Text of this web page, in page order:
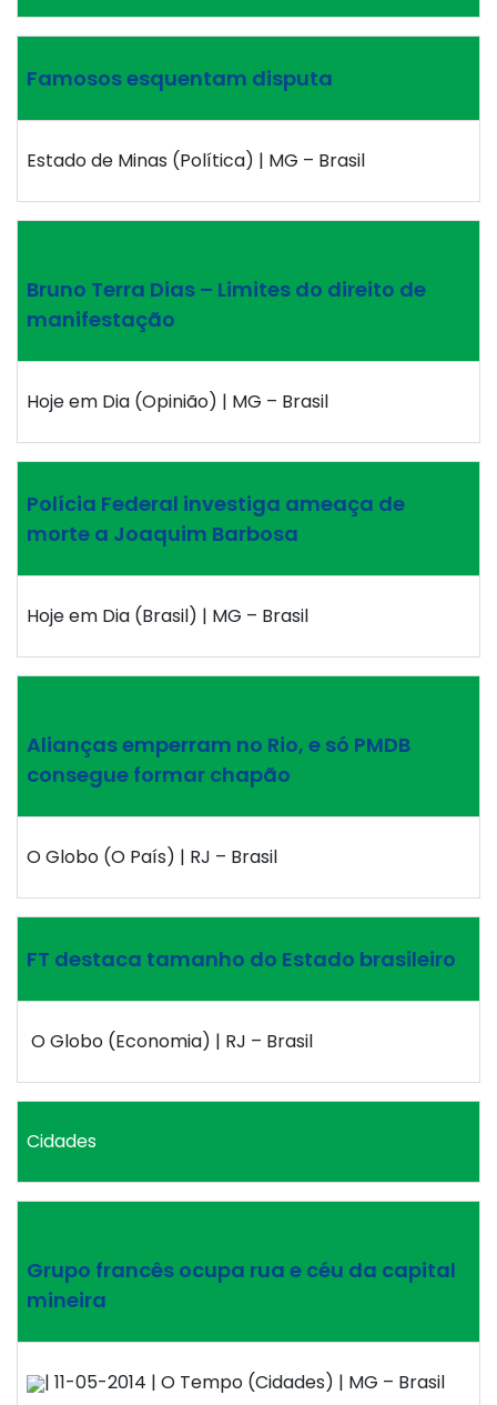
Famosos esquentam disputa
Estado de Minas (Política) | MG – Brasil
Bruno Terra Dias – Limites do direito de
manifestação
Hoje em Dia (Opinião) | MG – Brasil
Polícia Federal investiga ameaça de
morte a Joaquim Barbosa
Hoje em Dia (Brasil) | MG – Brasil
Alianças emperram no Rio, e só PMDB
consegue formar chapão
O Globo (O País) | RJ – Brasil
FT destaca tamanho do Estado brasileiro
O Globo (Economia) | RJ – Brasil
Cidades
Grupo francês ocupa rua e céu da capital
mineira
| 11-05-2014 | O Tempo (Cidades) | MG – Brasil